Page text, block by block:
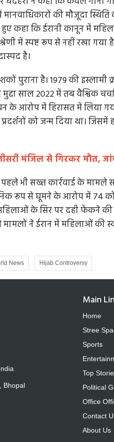
की मौजूदा
कहा कि ईरानी कानून में
में स्पष्ट रूप से नहीं रखा
है।
पुराना है। 1979 की
साल 2022 में तब वैश्विक
के आरोप में हिरासत में लिया
को जन्म दिया था।
मंजिल से गिरकर मौत,
भी सख्त कार्रवाई के मामले
रूप से घूमने के आरोप में 74
के सिर पर दही फेंकने
मामलों ने ईरान में महिलाओं
News Hijab Controversy
घातक परिणाम है इंदौर
तमगा कई बार हासिल कर चुके
Bhopal
Main
Home
Stree
Sports
Top
Political
Office
Contact
About Us